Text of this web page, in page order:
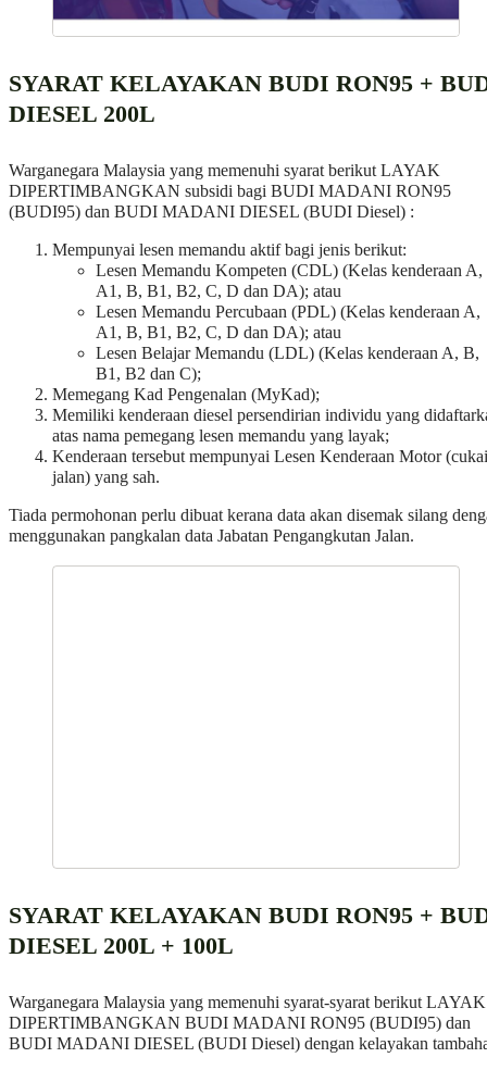
Warganegara Malaysia yang memenuhi syarat berikut LAYAK
Mempunyai lesen memandu aktif bagi jenis berikut:
Lesen Memandu Kompeten (CDL) (Kelas kenderaan A,
Lesen Memandu Percubaan (PDL) (Kelas kenderaan A,
A1, B, B1, B2, C, D dan DA); atau
Lesen Belajar Memandu (LDL) (Kelas kenderaan A, B,
Memegang Kad Pengenalan (MyKad);
Memiliki kenderaan diesel persendirian individu yang
atas nama pemegang lesen memandu yang layak;
Kenderaan tersebut mempunyai Lesen Kenderaan Motor (cukai
jalan) yang sah.
Tiada permohonan perlu dibuat kerana data akan disemak silang
menggunakan pangkalan data Jabatan Pengangkutan Jalan.
Mempunyai lesen memandu aktif bagi jenis berikut:
Lesen Memandu Kompeten (CDL) (Kelas kenderaan A,
Lesen Memandu Percubaan (PDL) (Kelas kenderaan A,
A1, B, B1, B2, C, D dan DA); atau
Lesen Belajar Memandu (LDL) (Kelas kenderaan A, B,